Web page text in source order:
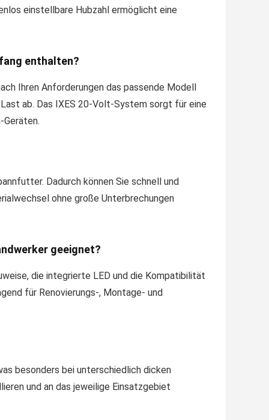
einstellbare Hubzahl ermöglicht eine
enthalten?
Ihren Anforderungen das passende Modell
ab. Das IXES 20-Volt-System sorgt für eine
Dadurch können Sie schnell und
ohne große Unterbrechungen
geeignet?
die integrierte LED und die Kompatibilität
für Renovierungs-, Montage- und
besonders bei unterschiedlich dicken
und an das jeweilige Einsatzgebiet